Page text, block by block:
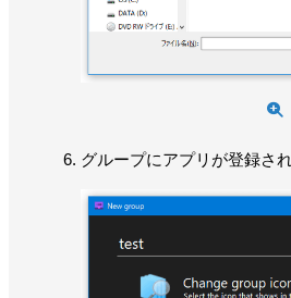
グループにアプリが登録され